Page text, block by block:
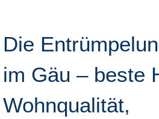
Die
im Gäu – beste
Wohnqualität,